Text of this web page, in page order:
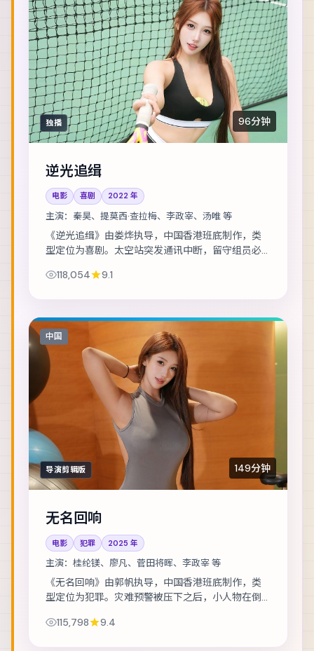
独播 96分钟
逆光追缉
电影 喜剧 2022 年
主演： 秦昊、提莫西·查拉梅、李政宰、汤唯 等
《逆光追缉》由娄烨执导，中国香港班底制作，类
型定位为喜剧。太空站突发通讯中断，留守组员必
梅、李政宰 等，表演层次丰富。镜头语言克制...
118,054 9.1
中国
导演剪辑版 149分钟
无名回响
电影 犯罪 2025 年
主演： 桂纶镁、廖凡、菅田将晖、李政宰 等
《无名回响》由郭帆执导，中国香港班底制作，类
型定位为犯罪。灾难预警被压下之后，小人物在倒
田将晖 等，表演层次丰富。在类型框架内尝试作...
115,798 9.4